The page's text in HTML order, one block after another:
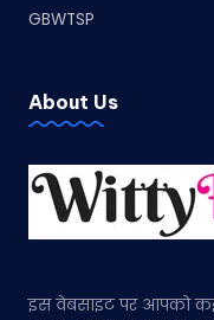
GBWTSP
About Us
इस वेबसाइट पर आपको